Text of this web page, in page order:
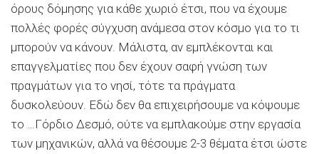
όρους δόμησης για κάθε χωριό έτσι, που να έχουμε
πολλές φορές σύγχυση ανάμεσα στον κόσμο για το τι
μπορούν να κάνουν. Μάλιστα, αν εμπλέκονται και
επαγγελματίες που δεν έχουν σαφή γνώση των
πραγμάτων για το νησί, τότε τα πράγματα
δυσκολεύουν. Εδώ δεν θα επιχειρήσουμε να κόψουμε
το …Γόρδιο Δεσμό, ούτε να εμπλακούμε στην εργασία
των μηχανικών, αλλά να θέσουμε 2-3 θέματα έτσι ώστε